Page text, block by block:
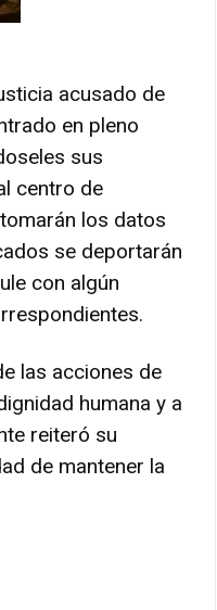
acusado de
en pleno
sus
centro de
los datos
se deportarán
con algún
las acciones de
humana y a
reiteró su
de mantener la